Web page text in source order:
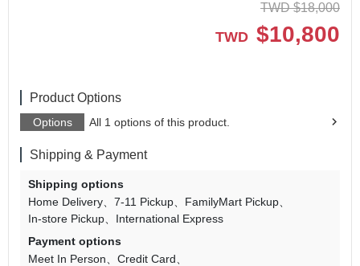
TWD $18,000
TWD $10,800
Product Options
Options All 1 options of this product.
Shipping & Payment
Shipping options
Home Delivery
7-11 Pickup
FamilyMart Pickup
In-store Pickup
International Express
Payment options
Meet In Person
Credit Card